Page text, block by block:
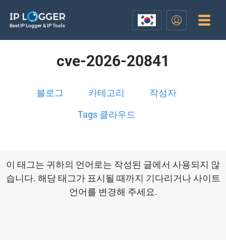
Best IP Logger & IP Tools
cve-2026-20841
블로그 카테고리 작성자
Tags 클라우드